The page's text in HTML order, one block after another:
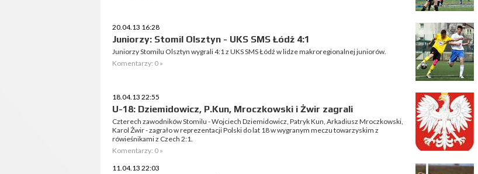
20.04.13 16:28
Juniorzy: Stomil Olsztyn - UKS SMS Łódź 4:1
Juniorzy Stomilu Olsztyn wygrali 4:1 z UKS SMS Łódź w lidze makroregionalnej juniorów.
Komentarzy: 0 »
18.04.13 22:55
U-18: Dziemidowicz, P.Kun, Mroczkowski i Żwir zagrali
Czterech zawodników Stomilu - Wojciech Dziemidowicz, Patryk Kun, Arkadiusz Mroczkowski,
Karol Żwir - zagrało w reprezentacji Polski do lat 18 w wygranym meczu towarzyskim z
rówieśnikami z Czech 2:1.
Komentarzy: 0 »
11.04.13 22:03